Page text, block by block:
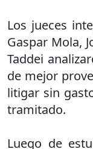
Los jueces
Gaspar Mola,
Taddei
de mejor
litigar sin
tramitado.
Luego de